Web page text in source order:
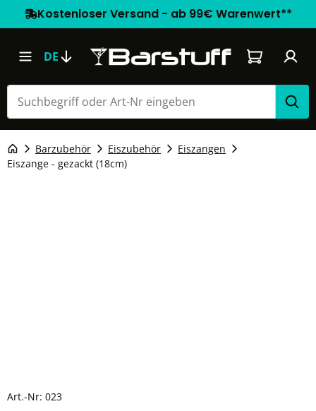
Kostenloser Versand - ab 99€ Warenwert**
DE Warenkorb
Barzubehör Eiszubehör
Eiszangen
Eiszange - gezackt (18cm)
Art.-Nr: 023